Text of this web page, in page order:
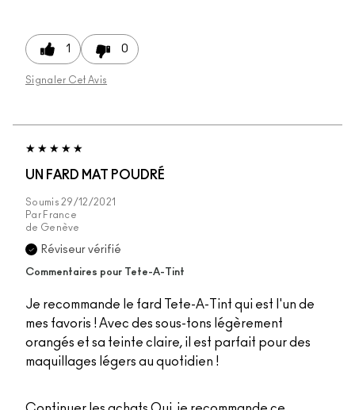
1 0
Signaler Cet Avis
UN FARD MAT POUDRÉ
Soumis 29/12/2021
Par France
de Genève
Réviseur vérifié
Commentaires pour Tete-A-Tint
Je recommande le fard Tete-A-Tint qui est l'un de
mes favoris ! Avec des sous-tons légèrement
orangés et sa teinte claire, il est parfait pour des
maquillages légers au quotidien !